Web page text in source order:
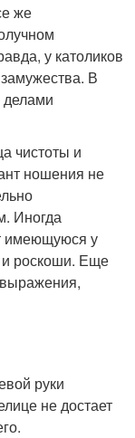
же
у католиков
В
чистоты и
ношения не
Иногда
имеющуюся у
и роскоши. Еще
руки
не достает